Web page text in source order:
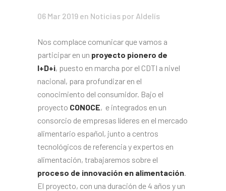
06 Mar 2019 en Noticias por Aldelís
Nos complace comunicar que vamos a
participar en un proyecto pionero de
I+D+i, puesto en marcha por el CDTI a nivel
nacional, para profundizar en el
conocimiento del consumidor. Bajo el
proyecto CONOCE, e integrados en un
consorcio de empresas líderes en el mercado
alimentario español, junto a centros
tecnológicos de referencia y expertos en
alimentación, trabajaremos sobre el
proceso de innovación en alimentación
El proyecto, con una duración de 4 años y un